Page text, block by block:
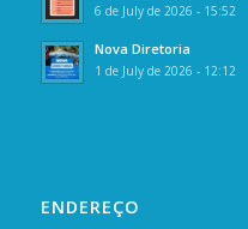
6 de July de 2026 - 15:52
Nova Diretoria
1 de July de 2026 - 12:12
ENDEREÇO